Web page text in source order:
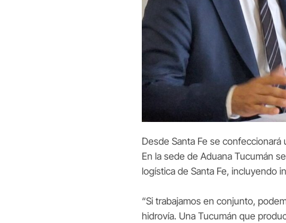
Desde Santa Fe se
En la sede de Aduana Tucumán
logística de Santa Fe, incluyendo
“Si trabajamos en conjunto,
hidrovía. Una Tucumán que